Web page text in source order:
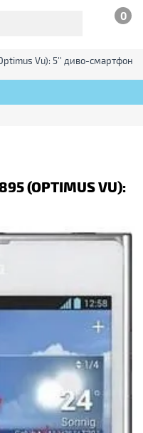
0
Vu): 5'' диво-смартфон
(OPTIMUS VU):